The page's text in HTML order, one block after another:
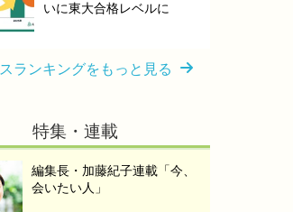
いに東大合格レベルに
ランキングをもっと見る
特集・連載
編集長・加藤紀子連載「今、
会いたい人」